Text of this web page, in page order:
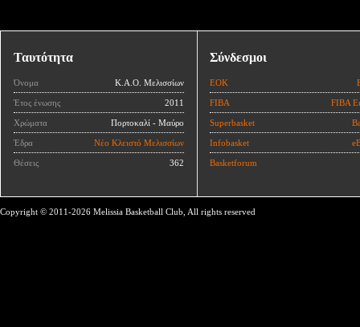
Ταυτότητα
Όνομα Κ.Α.Ο. Μελισσίων
Έτος ένωσης 2011
Χρώματα Πορτοκαλί - Μαύρο
Έδρα Νέο Κλειστό Μελισσίων
Θέσεις 362
Σύνδεσμοι
ΕΟΚ
FIBA FIBA
Superbasket
Infobasket
Basketforum
Copyright © 2011-2026 Melissia Basketball Club, All rights reserved